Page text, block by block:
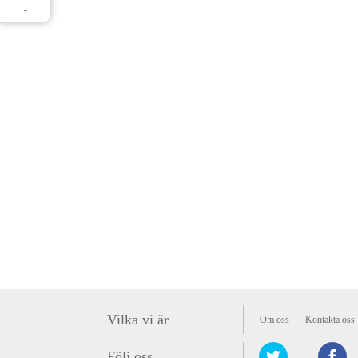
Vilka vi är Om oss Kontakta oss
-